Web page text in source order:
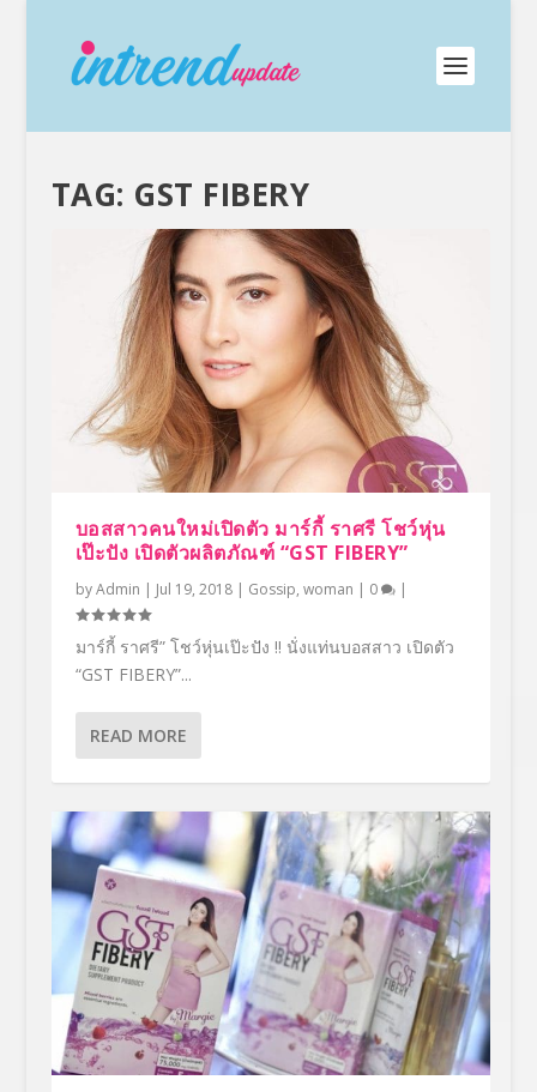
TAG: GST FIBERY
บอสสาวคนใหม่เปิดตัว มาร์กี้ ราศรี โชว์หุ่น
เป๊ะปัง เปิดตัวผลิตภัณฑ์ “GST FIBERY”
byAdmin | Jul 19, 2018| Gossip, woman | 0 |
มาร์กี้ ราศรี” โชว์หุ่นเป๊ะปัง !! นั่งแท่นบอสสาว เปิดตัว
“GST FIBERY”...
READ MORE